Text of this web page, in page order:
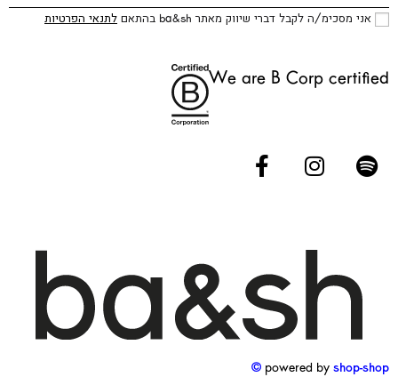
אני מסכימ/ה לקבל דברי שיווק מאתר ba&sh בהתאם לתנאי הפרטיות
We are B Corp certified
powered by shop-shop ©️